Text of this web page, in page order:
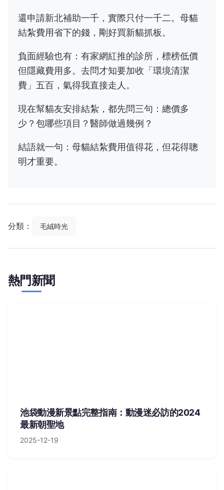
還申請新北補助一千，實際只付一千二。母貓
結紮費用省下的錢，剛好買新貓抓板。
負面經驗也有：有家網紅推的診所，標榜低價
但隱藏費用多。去問才知要加收「環境清潔
費」五百，氣得我直接走人。
現在幫貓友安排結紮，都先問三句：總價多
少？包哪些項目？醫師做過幾例？
結語就一句：母貓結紮費用值得花，但花得聰
明才重要。
分類： 毛絨時光
熱門新聞
池袋動漫新景點完整指南：動漫迷必訪的2024
最新朝聖地
2025-12-19